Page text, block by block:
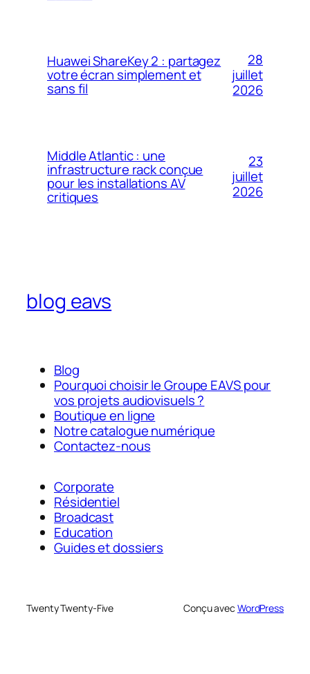
Huawei ShareKey 2 : partagez
votre écran simplement et
sans fil
28
juillet
2026
Middle Atlantic : une
infrastructure rack conçue
pour les installations AV
critiques
23
juillet
2026
blog eavs
Blog
Pourquoi choisir le Groupe EAVS pour
vos projets audiovisuels ?
Boutique en ligne
Notre catalogue numérique
Contactez-nous
Corporate
Résidentiel
Broadcast
Education
Guides et dossiers
Twenty Twenty-Five Conçu avec WordPress